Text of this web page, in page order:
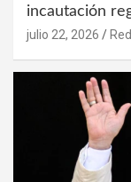
incautación
julio 22, 2026